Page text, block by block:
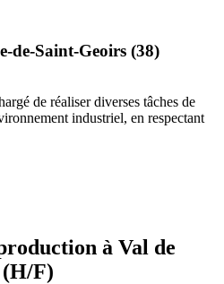
de-Saint-Geoirs (38)
de réaliser diverses tâches de
industriel, en respectant
à Val de
F)